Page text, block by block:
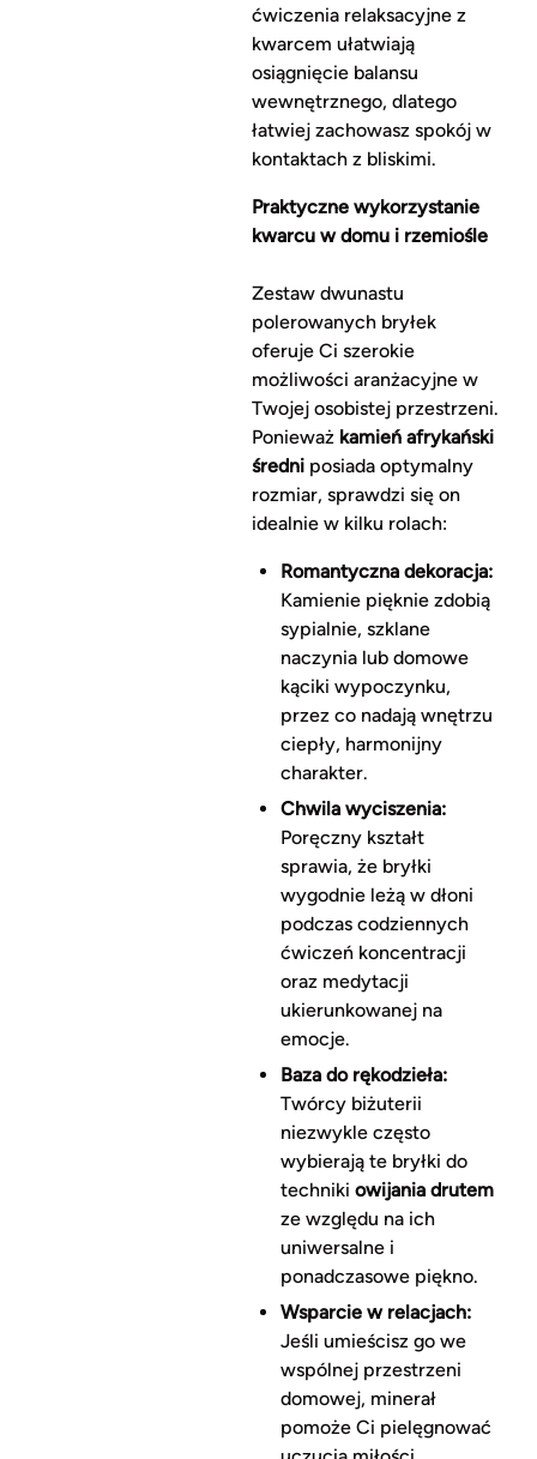
ćwiczenia relaksacyjne z
kwarcem ułatwiają
osiągnięcie balansu
wewnętrznego, dlatego
łatwiej zachowasz spokój w
kontaktach z bliskimi.
Praktyczne wykorzystanie
kwarcu w domu i rzemiośle
Zestaw dwunastu
polerowanych bryłek
oferuje Ci szerokie
możliwości aranżacyjne w
Twojej osobistej przestrzeni.
Ponieważ kamień afrykański
średniposiada optymalny
rozmiar, sprawdzi się on
idealnie w kilku rolach:
Romantyczna dekoracja:
Kamienie pięknie zdobią
sypialnie, szklane
naczynia lub domowe
kąciki wypoczynku,
przez co nadają wnętrzu
ciepły, harmonijny
charakter.
Chwila wyciszenia:
Poręczny kształt
sprawia, że bryłki
wygodnie leżą w dłoni
podczas codziennych
ćwiczeń koncentracji
oraz medytacji
ukierunkowanej na
emocje.
Baza do rękodzieła:
Twórcy biżuterii
niezwykle często
wybierają te bryłki do
techniki owijania drutem
ze względu na ich
uniwersalne i
ponadczasowe piękno.
Wsparcie w relacjach:
Jeśli umieścisz go we
wspólnej przestrzeni
domowej, minerał
pomoże Ci pielęgnować